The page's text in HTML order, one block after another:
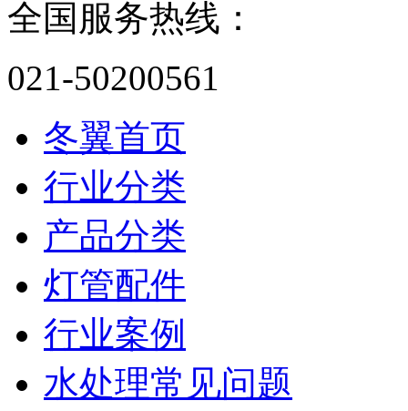
全国服务热线：
021-50200561
冬翼首页
行业分类
产品分类
灯管配件
行业案例
水处理常见问题